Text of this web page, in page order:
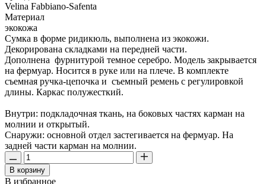
Velina Fabbiano-Safenta
Материал
экокожа
Сумка в форме ридикюль, выполнена из экокожи.
Декорирована складками на передней части.
Дополнена фурнитурой темное серебро. Модель закрывается
на фермуар. Носится в руке или на плече. В комплекте
съемная ручка-цепочка и съемный ремень с регулировкой
длины. Каркас полужесткий.
Внутри: подкладочная ткань, на боковых частях карман на
молнии и открытый.
Снаружи: основной отдел застегивается на фермуар. На
задней части карман на молнии.
В корзину
В избранное